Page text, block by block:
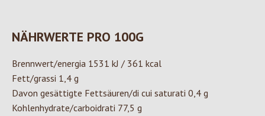
NÄHRWERTE PRO 100G
Brennwert/energia 1531 kJ / 361 kcal
Fett/grassi 1,4 g
Davon gesättigte Fettsäuren/di cui saturati 0,4 g
Kohlenhydrate/carboidrati 77,5 g